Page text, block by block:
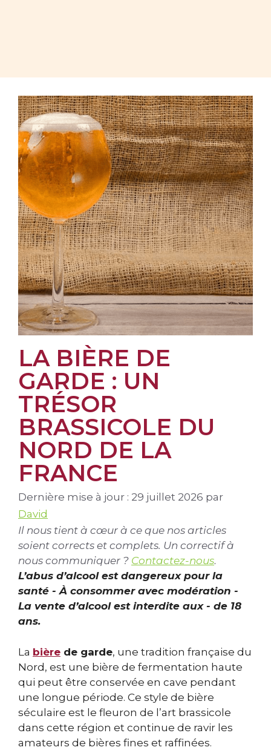
LA BIÈRE DE
GARDE : UN
TRÉSOR
BRASSICOLE DU
NORD DE LA
FRANCE
Dernière mise à jour : 29 juillet 2026 par
David
Il nous tient à cœur à ce que nos articles
soient corrects et complets. Un correctif à
nous communiquer ? Contactez-nous.
L’abus d’alcool est dangereux pour la
santé - À consommer avec modération -
La vente d’alcool est interdite aux - de 18
ans.
La bière de garde, une tradition française du
Nord, est une bière de fermentation haute
qui peut être conservée en cave pendant
une longue période. Ce style de bière
séculaire est le fleuron de l’art brassicole
dans cette région et continue de ravir les
amateurs de bières fines et raffinées.